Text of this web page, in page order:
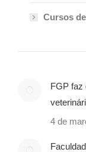
Cursos
FGP faz
4 de